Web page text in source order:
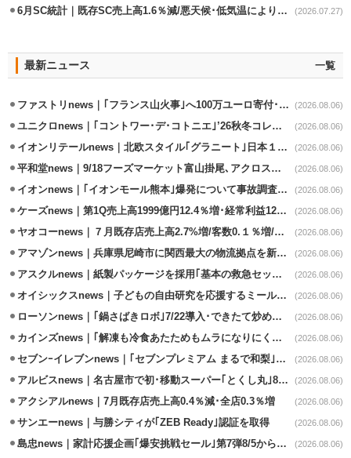
6月SC統計｜既存SC売上高1.6％減/悪天候･低気温により夏物不振 (2026.07.27)
最新ニュース 一覧
ファストリnews｜｢フランス山火事｣へ100万ユーロ寄付･衣料5万点も提供 (2026.08.06)
ユニクロnews｜｢コントワー･デ･コトニエ｣’26秋冬コレクション8/28発売 (2026.08.06)
イオンリテールnews｜北欧スタイル｢グラニート｣日本１号店を自由が丘に開業 (2026.08.06)
平和堂news｜9/18フーズマーケット富山掛尾､アクロスプラザ内に出店 (2026.08.06)
イオンnews｜｢イオンモール熊本｣爆発について事故調査委員会設置 (2026.08.06)
ケーズnews｜第1Q売上高1999億円12.4％増･経常利益125.0%増 (2026.08.06)
ヤオコーnews｜７月既存店売上高2.7%増/客数0.１％増/客単価2.6％増 (2026.08.06)
アマゾンnews｜兵庫県尼崎市に関西最大の物流拠点を新設・市内2拠点目 (2026.08.06)
アスクルnews｜紙製パッケージを採用｢基本の救急セット｣8/5発売 (2026.08.06)
オイシックスnews｜子どもの自由研究を応援するミールキット8/6発売 (2026.08.06)
ローソンnews｜｢鍋さばきロボ｣7/22導入･できたて炒めメニューを提供 (2026.08.06)
カインズnews｜｢解凍も冷食あたためもムラになりにくいフラットレンジ｣発売 (2026.08.06)
セブンｰイレブンnews｜｢セブンプレミアム まるで和梨｣8/11から順次発売 (2026.08.06)
アルビスnews｜名古屋市で初･移動スーパー｢とくし丸｣8/4運行開始 (2026.08.06)
アクシアルnews｜7月既存店売上高0.4％減･全店0.3％増 (2026.08.06)
サンエーnews｜与勝シティが｢ZEB Ready｣認証を取得 (2026.08.06)
島忠news｜家計応援企画｢爆安挑戦セール｣第7弾8/5から開催 (2026.08.06)